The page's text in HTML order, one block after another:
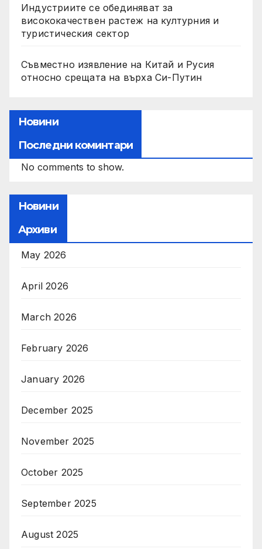
Индустриите се обединяват за
висококачествен растеж на културния и
туристическия сектор
Съвместно изявление на Китай и Русия
относно срещата на върха Си-Путин
Новини
Последни коминтари
No comments to show.
Новини
Архиви
May 2026
April 2026
March 2026
February 2026
January 2026
December 2025
November 2025
October 2025
September 2025
August 2025